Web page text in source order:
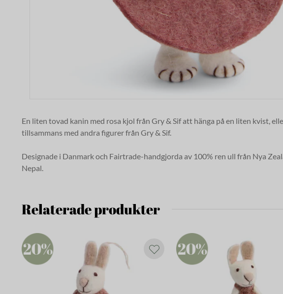
En liten tovad kanin med rosa kjol från Gry & Sif att hänga på en liten kvist,
tillsammans med andra figurer från Gry & Sif.
Designade i Danmark och Fairtrade-handgjorda av 100% ren ull från Nya
Nepal.
Relaterade produkter